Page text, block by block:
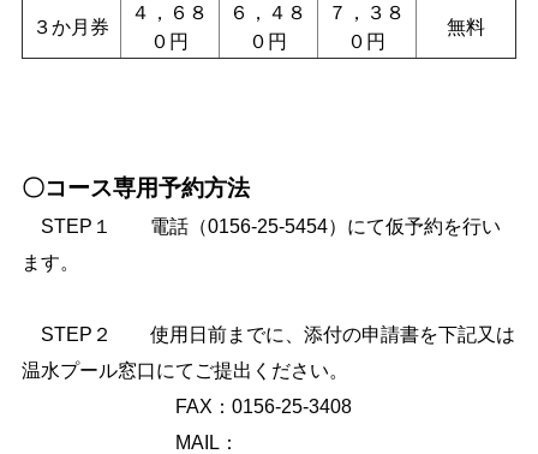
３か月券
４，６８
０円
６，４８
０円
７，３８
０円
無料
〇コース専用予約方法
STEP１ 電話（0156-25-5454）にて仮予約を行い
ます。
STEP２ 使用日前までに、添付の申請書を下記又は
温水プール窓口にてご提出ください。
FAX：0156-25-3408
MAIL：